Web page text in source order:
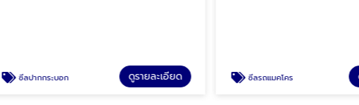
ซีลปากกระบอก ดูรายละเอียด ซีลรถแมคโคร